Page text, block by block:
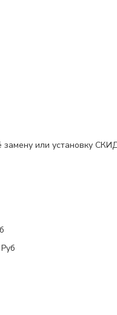
замену или установку